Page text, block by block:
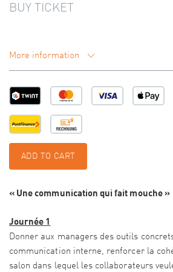
BUY TICKET
More information
ADD TO CART
« Une communication qui fait mouche »
Journée 1
Donner aux managers des outils
communication interne, renforcer la
salon dans lequel les collaborateurs